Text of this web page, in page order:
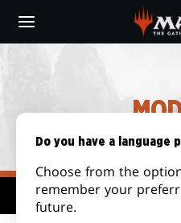
main
Plateforme
Do you have a language
Choose from the
remember your
future.